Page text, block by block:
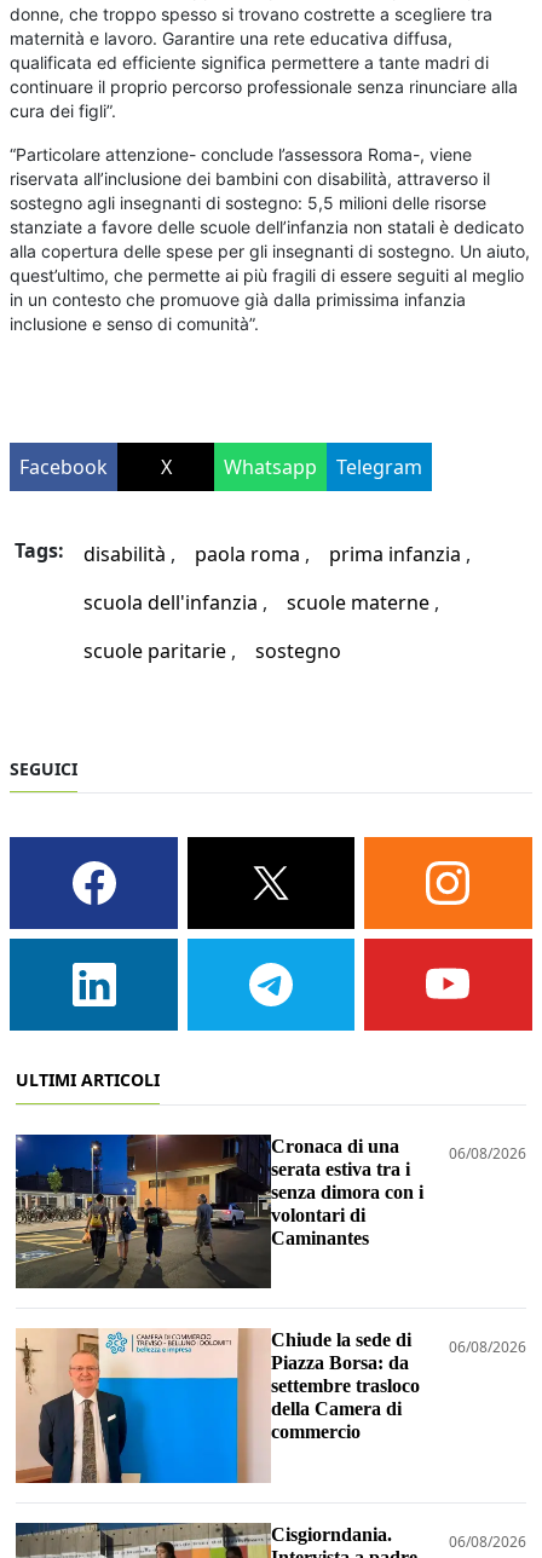
donne, che troppo spesso si trovano costrette a scegliere tra
maternità e lavoro. Garantire una rete educativa diffusa,
qualificata ed efficiente significa permettere a tante madri di
continuare il proprio percorso professionale senza rinunciare alla
cura dei figli”.
“Particolare attenzione- conclude l’assessora Roma-, viene
riservata all’inclusione dei bambini con disabilità, attraverso il
sostegno agli insegnanti di sostegno: 5,5 milioni delle risorse
stanziate a favore delle scuole dell’infanzia non statali è dedicato
alla copertura delle spese per gli insegnanti di sostegno. Un aiuto,
quest’ultimo, che permette ai più fragili di essere seguiti al meglio
in un contesto che promuove già dalla primissima infanzia
inclusione e senso di comunità”.
Facebook X Whatsapp Telegram
Tags: disabilità paola roma
prima infanzia
scuola dell'infanzia
scuole materne
scuole paritarie
sostegno
SEGUICI
ULTIMI ARTICOLI
Cronaca di una
serata estiva tra i
senza dimora con i
volontari di
Caminantes
06/08/2026
Chiude la sede di
Piazza Borsa: da
settembre trasloco
della Camera di
commercio
06/08/2026
Cisgiorndania.
06/08/2026